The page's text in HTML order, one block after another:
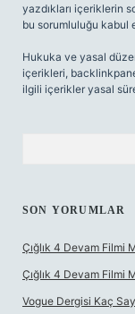
yazdıkları içeriklerin
bu sorumluluğu kabul
Hukuka ve yasal
içerikleri,
ilgili içerikler yasal
SON YORUMLAR
Çığlık 4 Devam Filmi
Çığlık 4 Devam Filmi
Vogue Dergisi Kaç